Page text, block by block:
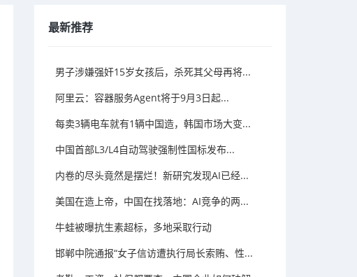
最新推荐
男子涉嫌强奸15岁女孩后，杀死其父母再将...
阿里云：容器服务Agent将于9月3日起...
每卖3辆电车就有1辆中国造，韩国市场大变...
中国首部L3/L4自动驾驶强制性国标发布...
内卷的尽头竟然是摆烂！新研究发现AI已经...
美国在造上帝，中国在找落地：AI竞争的两...
牛蛙被曝抗生素超标，多地采取行动
邯郸中院通报“女子信访遭执行局长索贿、性...